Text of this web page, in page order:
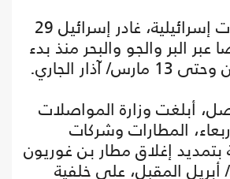
وبحسب معطيات إسرائيلية، غادر إسرائيل 29
شخصا عبر البر والجو والبحر منذ بدء
آذار الجاري.
أبلغت وزارة المواصلات
المطارات وشركات
بتمديد إغلاق مطار بن غوريون
أبريل المقبل، على خلفية